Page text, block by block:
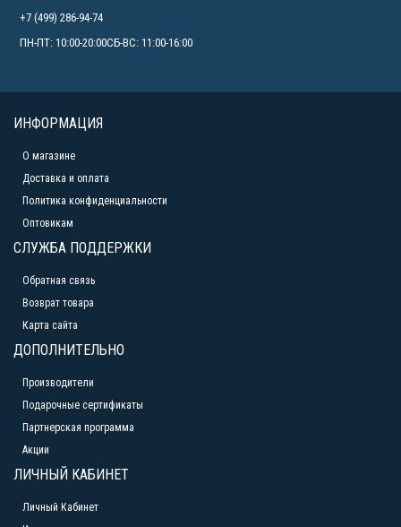
+7 (499) 286-94-74
ПН-ПТ: 10:00-20:00СБ-ВС: 11:00-16:00
ИНФОРМАЦИЯ
О магазине
Доставка и оплата
Политика конфиденциальности
Оптовикам
СЛУЖБА ПОДДЕРЖКИ
Обратная связь
Возврат товара
Карта сайта
ДОПОЛНИТЕЛЬНО
Производители
Подарочные сертификаты
Партнерская программа
Акции
ЛИЧНЫЙ КАБИНЕТ
Личный Кабинет